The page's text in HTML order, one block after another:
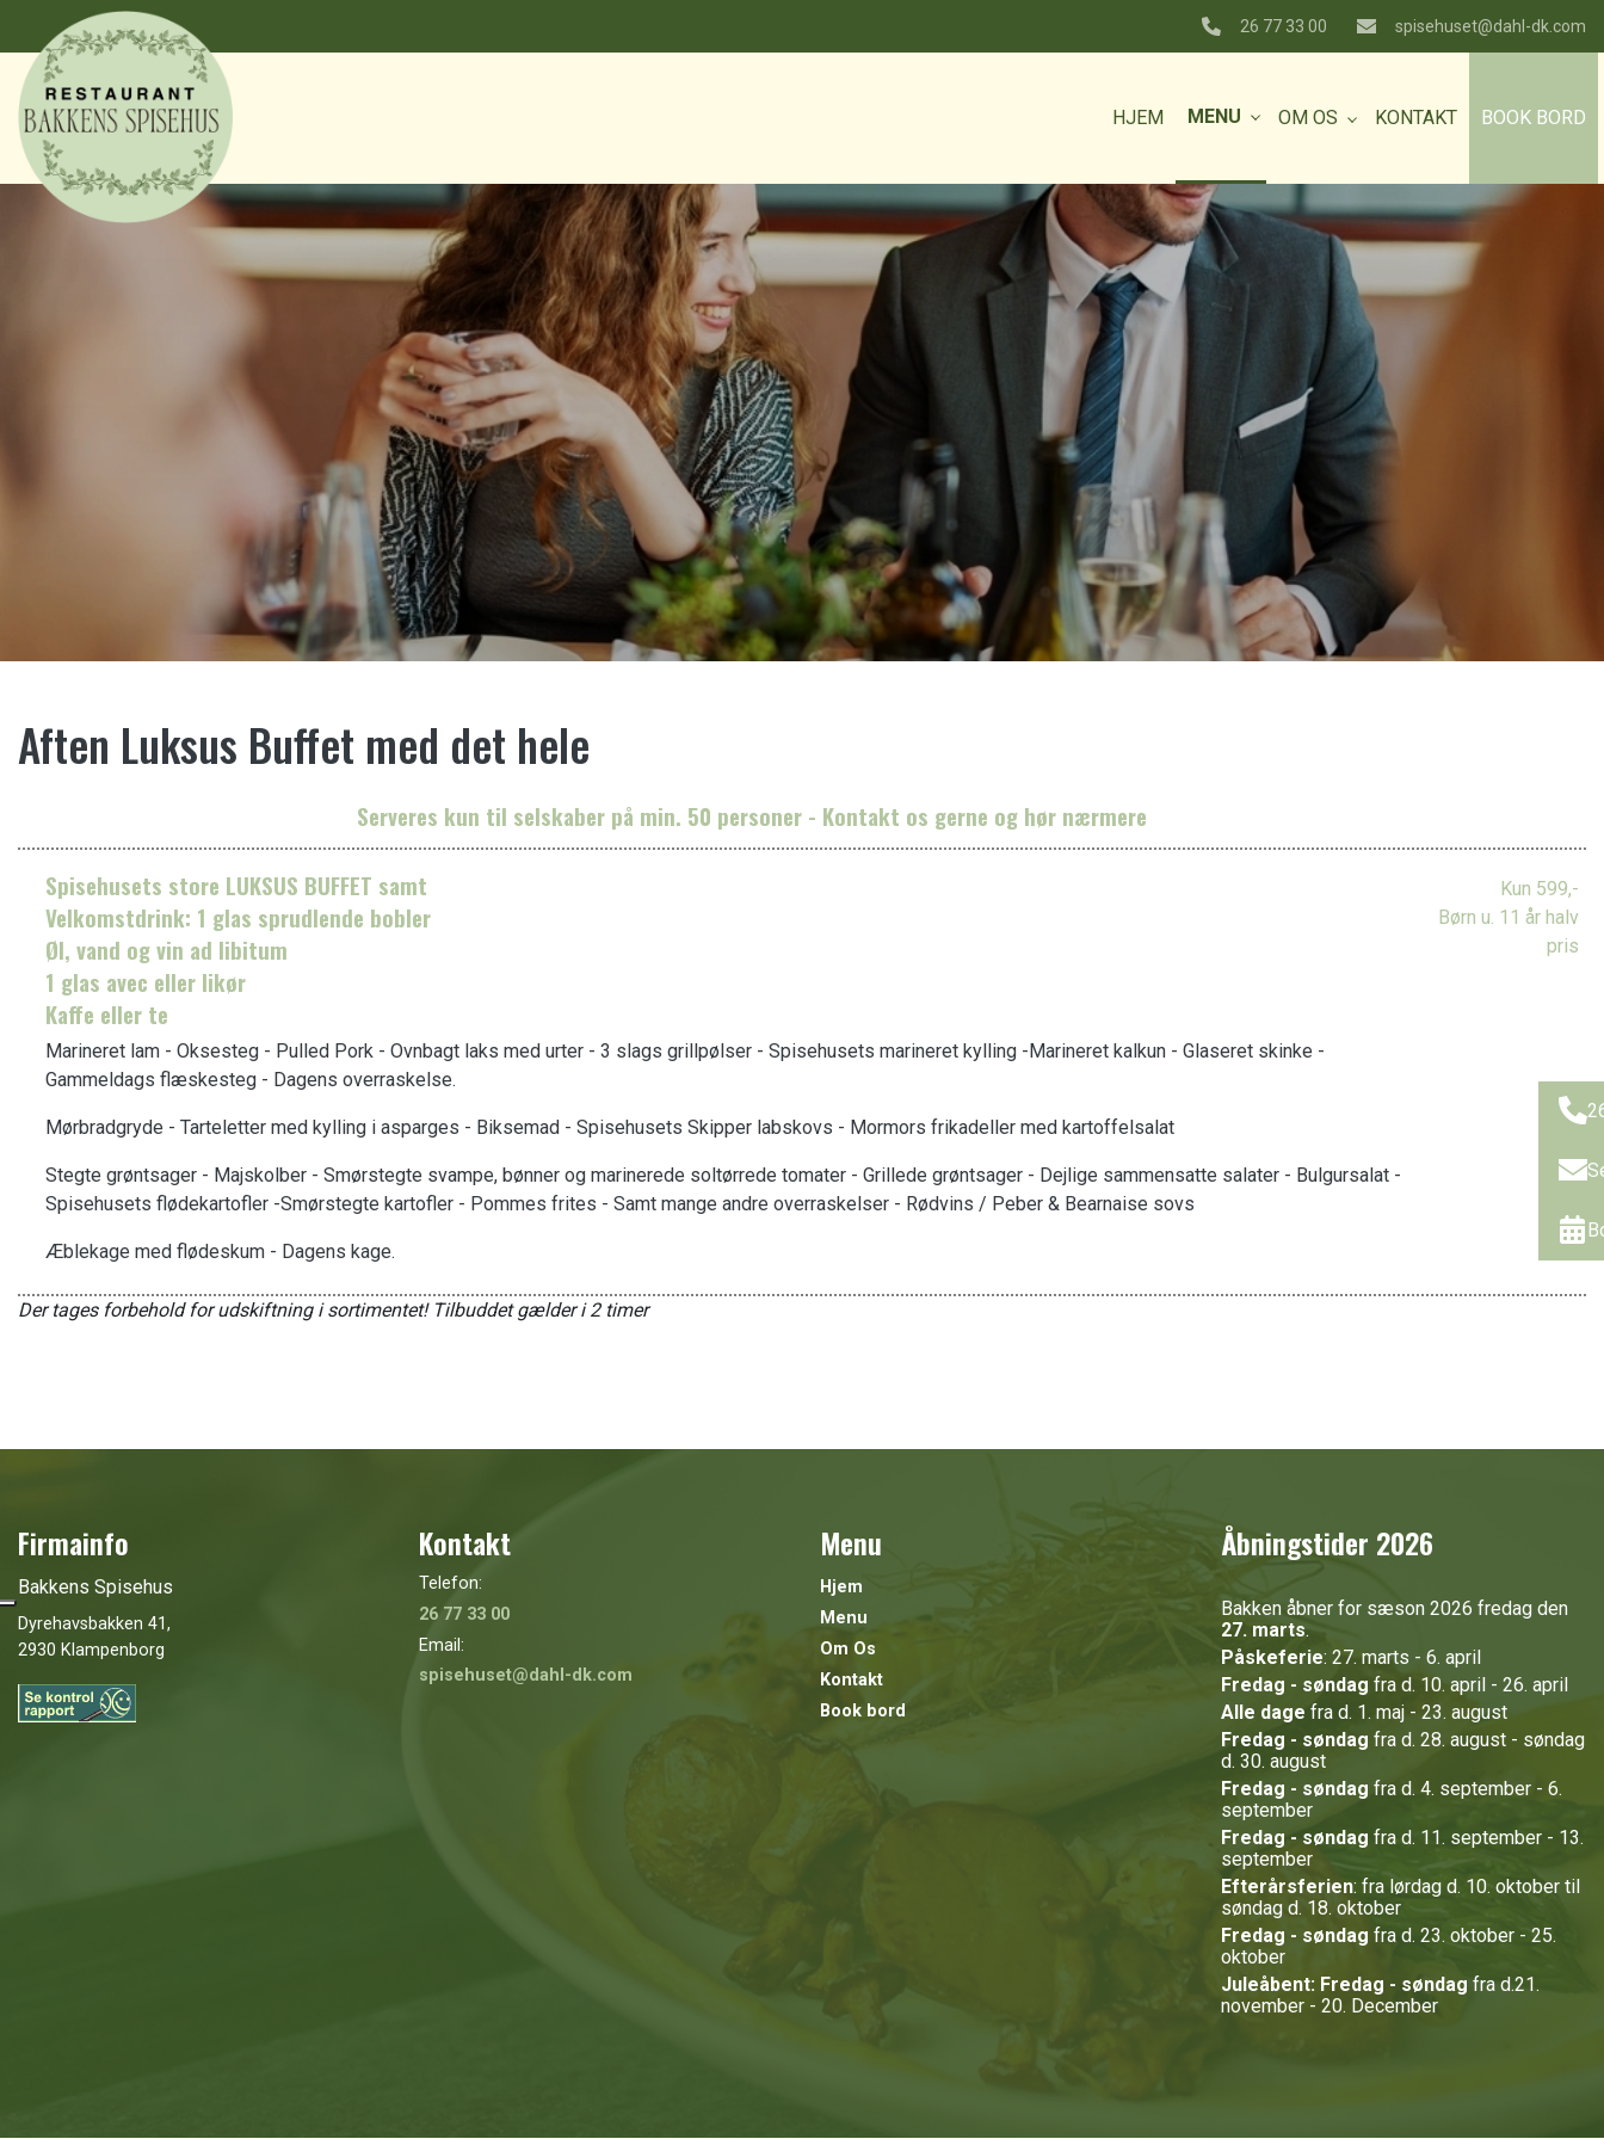
hovedindhold
26 77 33 00 spisehuset@dahl-dk.com
HJEM MENU OM OS KONTAKT BOOK BORD
Aften Luksus Buffet med det hele
Serveres kun til selskaber på min. 50 personer - Kontakt os gerne og hør nærmere
Spisehusets store LUKSUS BUFFET samt
Velkomstdrink: 1 glas sprudlende bobler
Øl, vand og vin ad libitum
1 glas avec eller likør
Kaffe eller te
Marineret lam - Oksesteg - Pulled Pork - Ovnbagt laks med urter - 3 slags grillpølser - Spisehusets marineret kylling -Marineret kalkun - Glaseret skinke -
Gammeldags flæskesteg - Dagens overraskelse.
Mørbradgryde - Tarteletter med kylling i asparges - Biksemad - Spisehusets Skipper labskovs - Mormors frikadeller med kartoffelsalat
Stegte grøntsager - Majskolber - Smørstegte svampe, bønner og marinerede soltørrede tomater - Grillede grøntsager - Dejlige sammensatte salater - Bulgursalat -
Spisehusets flødekartofler -Smørstegte kartofler - Pommes frites - Samt mange andre overraskelser - Rødvins / Peber & Bearnaise sovs
Æblekage med flødeskum - Dagens kage.
Kun 599,-
Børn u. 11 år halv
pris
Der tages forbehold for udskiftning i sortimentet! Tilbuddet gælder i 2 timer
Firmainfo
Bakkens Spisehus
Dyrehavsbakken 41,
2930 Klampenborg
Kontakt
Telefon:
26 77 33 00
Email:
spisehuset@dahl-dk.com
Menu
Hjem
Menu
Om Os
Kontakt
Book bord
Åbningstider 2026
Bakken åbner for sæson 2026 fredag den
27. marts.
Påskeferie: 27. marts - 6. april
Fredag - søndag fra d. 10. april - 26. april
Alle dage fra d. 1. maj - 23. august
Fredag - søndag fra d. 28. august - søndag
d. 30. august
Fredag - søndag fra d. 4. september - 6.
september
Fredag - søndag fra d. 11. september - 13.
september
Efterårsferien: fra lørdag d. 10. oktober til
søndag d. 18. oktober
Fredag - søndag fra d. 23. oktober - 25.
oktober
Juleåbent: Fredag - søndag fra d.21.
november - 20. December